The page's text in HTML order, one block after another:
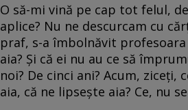
O să-mi vină pe cap tot felul,
aplice? Nu ne descurcam cu
praf, s-a îmbolnăvit profesoara
aia? Și că ei nu au ce să
noi? De cinci ani? Acum, ziceți,
aia, că ne lipsește aia? Ce, nu